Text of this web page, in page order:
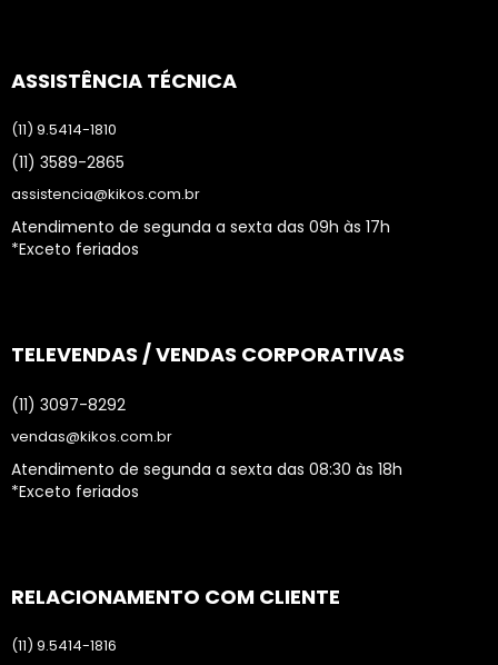
ASSISTÊNCIA TÉCNICA
(11) 9.5414-1810
(11) 3589-2865
assistencia@kikos.com.br
Atendimento de segunda a sexta das 09h às 17h
*Exceto feriados
TELEVENDAS / VENDAS CORPORATIVAS
(11) 3097-8292
vendas@kikos.com.br
Atendimento de segunda a sexta das 08:30 às 18h
*Exceto feriados
RELACIONAMENTO COM CLIENTE
(11) 9.5414-1816